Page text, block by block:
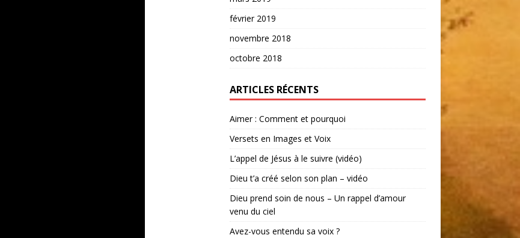
février 2019
novembre 2018
octobre 2018
ARTICLES RÉCENTS
Aimer : Comment et pourquoi
Versets en Images et Voix
L’appel de Jésus à le suivre (vidéo)
Dieu t’a créé selon son plan – vidéo
Dieu prend soin de nous – Un rappel d’amour
venu du ciel
Avez-vous entendu sa voix ?